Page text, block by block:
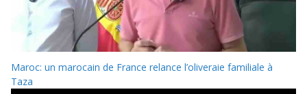
Maroc: un marocain de France relance l’oliveraie familiale à
Taza